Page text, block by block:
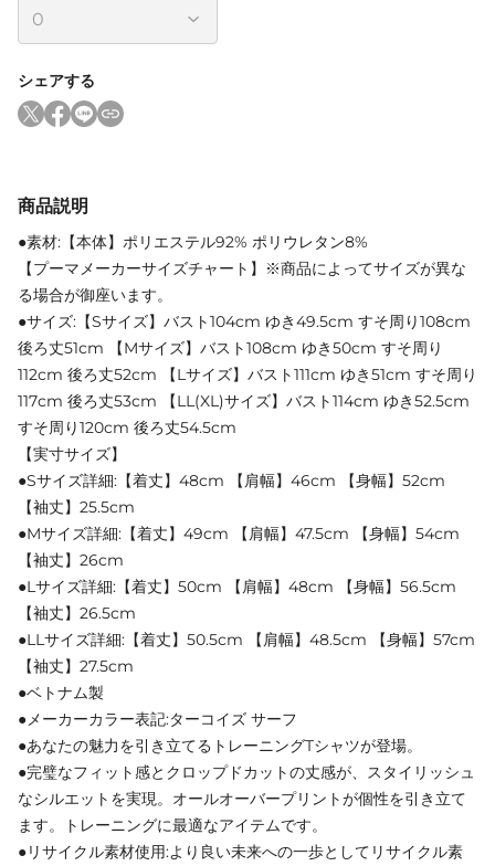
シェアする
商品説明
●素材:【本体】ポリエステル92% ポリウレタン8%
【プーマメーカーサイズチャート】※商品によってサイズが異な
る場合が御座います。
●サイズ:【Sサイズ】バスト104cm ゆき49.5cm すそ周り108cm
後ろ丈51cm 【Mサイズ】バスト108cm ゆき50cm すそ周り
112cm 後ろ丈52cm 【Lサイズ】バスト111cm ゆき51cm すそ周り
117cm 後ろ丈53cm 【LL(XL)サイズ】バスト114cm ゆき52.5cm
すそ周り120cm 後ろ丈54.5cm
【実寸サイズ】
●Sサイズ詳細:【着丈】48cm 【肩幅】46cm 【身幅】52cm
【袖丈】25.5cm
●Mサイズ詳細:【着丈】49cm 【肩幅】47.5cm 【身幅】54cm
【袖丈】26cm
●Lサイズ詳細:【着丈】50cm 【肩幅】48cm 【身幅】56.5cm
【袖丈】26.5cm
●LLサイズ詳細:【着丈】50.5cm 【肩幅】48.5cm 【身幅】57cm
【袖丈】27.5cm
●ベトナム製
●メーカーカラー表記:ターコイズ サーフ
●あなたの魅力を引き立てるトレーニングTシャツが登場。
●完璧なフィット感とクロップドカットの丈感が、スタイリッシュ
なシルエットを実現。オールオーバープリントが個性を引き立て
ます。トレーニングに最適なアイテムです。
●リサイクル素材使用:より良い未来への一歩としてリサイクル素